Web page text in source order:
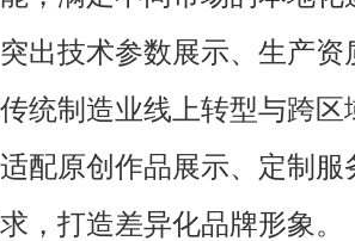
出技术参数展示、生产
统制造业线上转型与跨区
配原创作品展示、定制
，打造差异化品牌形象。